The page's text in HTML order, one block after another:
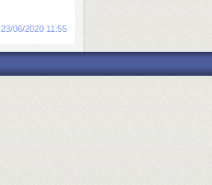
23/06/2020 11:55